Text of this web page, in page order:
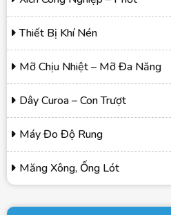
Thiết Bị Khí Nén
Mỡ Chịu Nhiệt – Mỡ Đa Năng
Dây Curoa – Con Trượt
Máy Đo Độ Rung
Măng Xông, Ống Lót